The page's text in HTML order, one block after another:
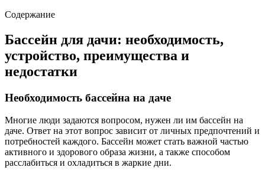
Содержание
Бассейн для дачи: необходимость,
устройство, преимущества и
недостатки
Необходимость бассейна на даче
Многие люди задаются вопросом, нужен ли им бассейн на
даче. Ответ на этот вопрос зависит от личных предпочтений и
потребностей каждого. Бассейн может стать важной частью
активного и здорового образа жизни, а также способом
расслабиться и охладиться в жаркие дни.